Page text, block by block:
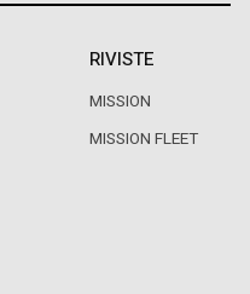
RIVISTE
MISSION
MISSION FLEET